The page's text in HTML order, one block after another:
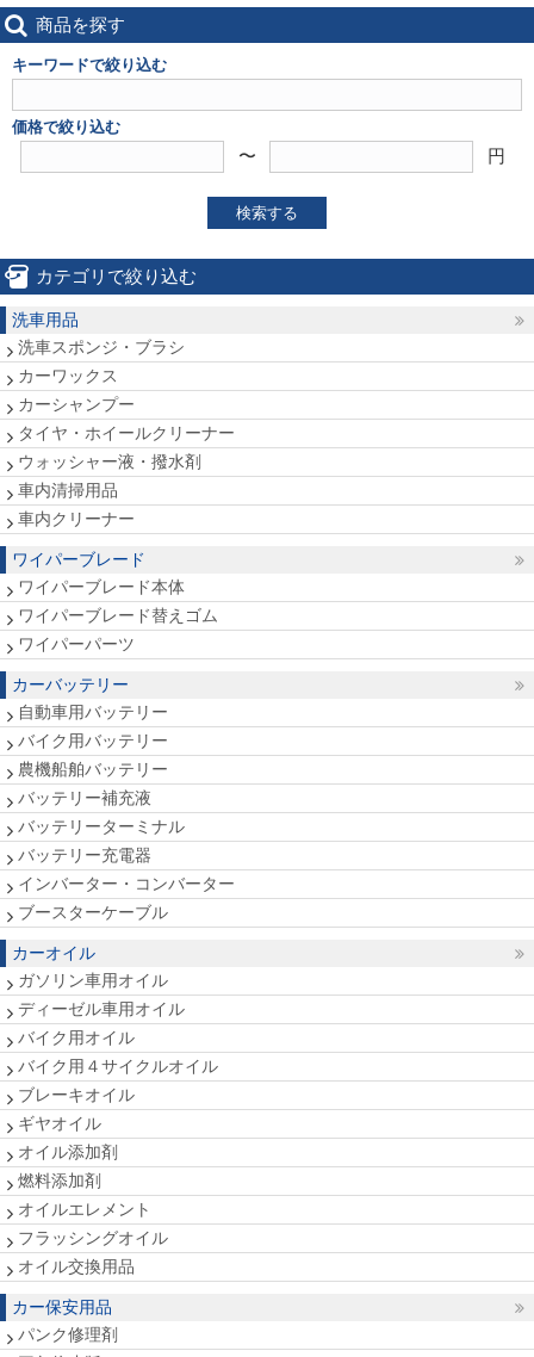
商品を探す
キーワードで絞り込む
価格で絞り込む
〜 円
検索する
カテゴリで絞り込む
洗車用品
洗車スポンジ・ブラシ
カーワックス
カーシャンプー
タイヤ・ホイールクリーナー
ウォッシャー液・撥水剤
車内清掃用品
車内クリーナー
ワイパーブレード
ワイパーブレード本体
ワイパーブレード替えゴム
ワイパーパーツ
カーバッテリー
自動車用バッテリー
バイク用バッテリー
農機船舶バッテリー
バッテリー補充液
バッテリーターミナル
バッテリー充電器
インバーター・コンバーター
ブースターケーブル
カーオイル
ガソリン車用オイル
ディーゼル車用オイル
バイク用オイル
バイク用４サイクルオイル
ブレーキオイル
ギヤオイル
オイル添加剤
燃料添加剤
オイルエレメント
フラッシングオイル
オイル交換用品
カー保安用品
パンク修理剤